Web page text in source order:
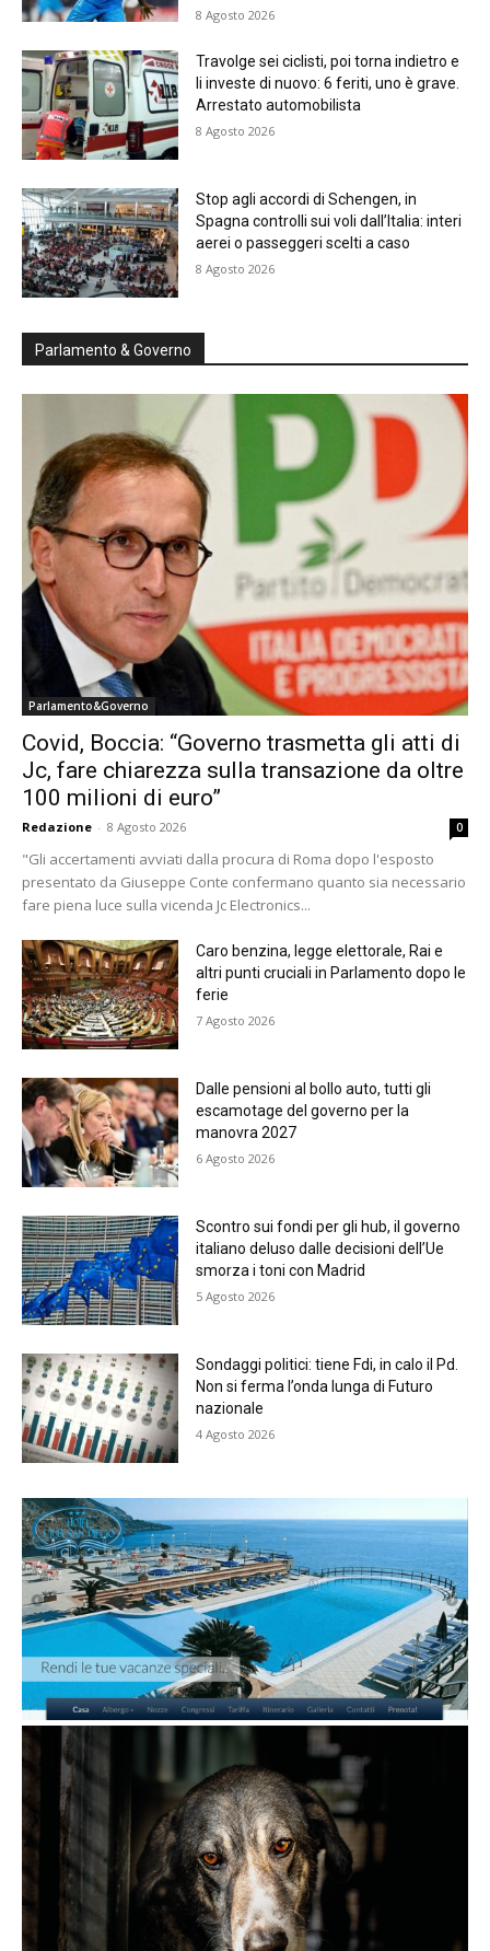
8 Agosto 2026
Travolge sei ciclisti, poi torna indietro e
li investe di nuovo: 6 feriti, uno è grave.
Arrestato automobilista
8 Agosto 2026
Stop agli accordi di Schengen, in
Spagna controlli sui voli dall’Italia: interi
aerei o passeggeri scelti a caso
8 Agosto 2026
Parlamento & Governo
Parlamento&Governo
Covid, Boccia: “Governo trasmetta gli atti di
Jc, fare chiarezza sulla transazione da oltre
100 milioni di euro”
Redazione - 8 Agosto 2026 0
"Gli accertamenti avviati dalla procura di Roma dopo l'esposto
presentato da Giuseppe Conte confermano quanto sia necessario
fare piena luce sulla vicenda Jc Electronics...
Caro benzina, legge elettorale, Rai e
altri punti cruciali in Parlamento dopo le
ferie
7 Agosto 2026
Dalle pensioni al bollo auto, tutti gli
escamotage del governo per la
manovra 2027
6 Agosto 2026
Scontro sui fondi per gli hub, il governo
italiano deluso dalle decisioni dell’Ue
smorza i toni con Madrid
5 Agosto 2026
Sondaggi politici: tiene Fdi, in calo il Pd.
Non si ferma l’onda lunga di Futuro
nazionale
4 Agosto 2026